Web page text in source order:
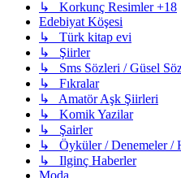
↳ Korkunç Resimler +18
Edebiyat Köşesi
↳ Türk kitap evi
↳ Şiirler
↳ Sms Sözleri / Güsel
↳ Fıkralar
↳ Amatör Aşk Şiirleri
↳ Komik Yazilar
↳ Şairler
↳ Öyküler / Denemeler /
↳ Ilginç Haberler